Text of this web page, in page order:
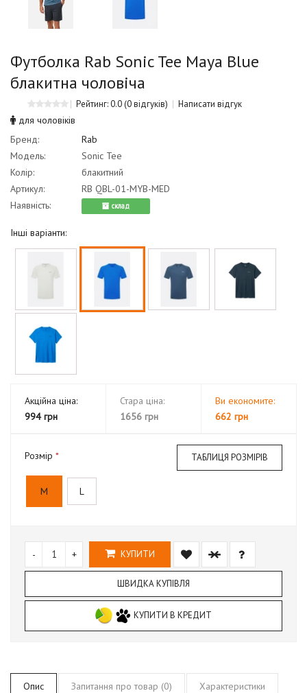
Футболка Rab Sonic Tee Maya Blue
блакитна чоловіча
Рейтинг: 0.0(0 відгуків) Написати відгук
для чоловіків
Бренд:
Rab
Модель:
Sonic Tee
Колір:
блакитний
Артикул:
RB QBL-01-MYB-MED
Наявність:
cклад
Інші варіанти:
Акційна ціна:
994 грн
Стара ціна:
1656 грн
Ви економите:
662 грн
Розмір ТАБЛИЦЯ РОЗМІРІВ
M L
- + КУПИТИ
ШВИДКА КУПІВЛЯ
КУПИТИ В КРЕДИТ
Опис Запитання про товар (0) Характеристики